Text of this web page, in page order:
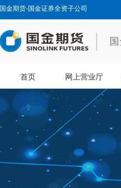
国金期货-国金证券全资子公司
首页 网上营业厅